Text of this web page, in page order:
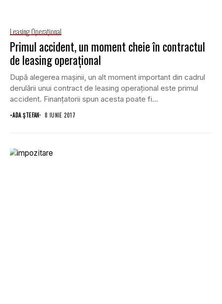
Leasing Operaţional
Primul accident, un moment cheie în contractul
de leasing operaţional
După alegerea maşinii, un alt moment important din cadrul
derulării unui contract de leasing operaţional este primul
accident. Finanţatorii spun acesta poate fi...
•ADA ȘTEFAN 8 IUNIE 2017